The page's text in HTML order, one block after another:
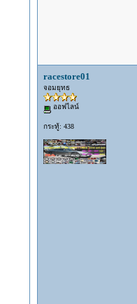
racestore01
จอมยุทธ
ออฟไลน์
กระทู้: 438